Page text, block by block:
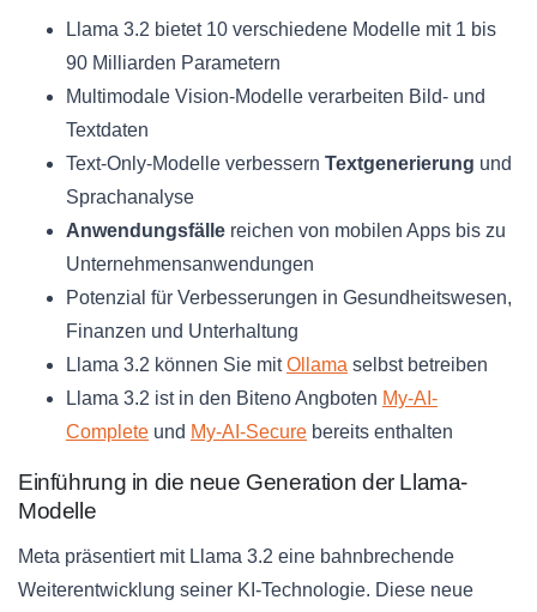
Llama 3.2 bietet 10 verschiedene Modelle mit 1 bis
90 Milliarden Parametern
Multimodale Vision-Modelle verarbeiten Bild- und
Textdaten
Text-Only-Modelle verbessern Textgenerierung und
Sprachanalyse
Anwendungsfälle reichen von mobilen Apps bis zu
Unternehmensanwendungen
Potenzial für Verbesserungen in Gesundheitswesen,
Finanzen und Unterhaltung
Llama 3.2 können Sie mitOllama selbst betreiben
Llama 3.2 ist in den Biteno Angboten My-AI-
Complete und My-AI-Secure bereits enthalten
Einführung in die neue Generation der Llama-
Modelle
Meta präsentiert mit Llama 3.2 eine bahnbrechende
Weiterentwicklung seiner KI-Technologie. Diese neue